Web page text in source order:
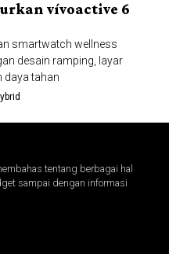
vívoactive 6
smartwatch wellness
desain ramping, layar
daya tahan
tentang berbagai hal
sampai dengan informasi